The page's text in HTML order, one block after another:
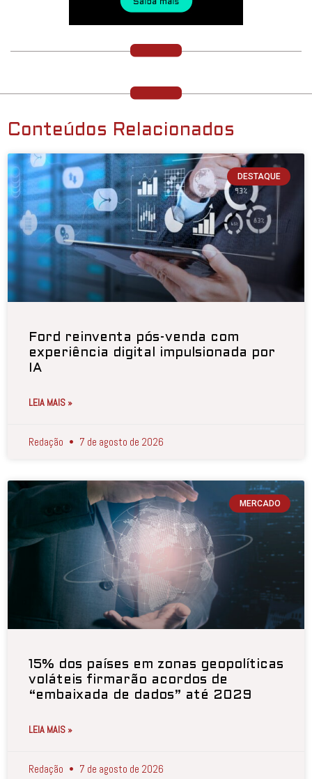
Conteúdos Relacionados
DESTAQUE
Ford reinventa pós-venda com
experiência digital impulsionada por
IA
LEIA MAIS »
Redação 7 de agosto de 2026
MERCADO
15% dos países em zonas geopolíticas
voláteis firmarão acordos de
“embaixada de dados” até 2029
LEIA MAIS »
Redação 7 de agosto de 2026